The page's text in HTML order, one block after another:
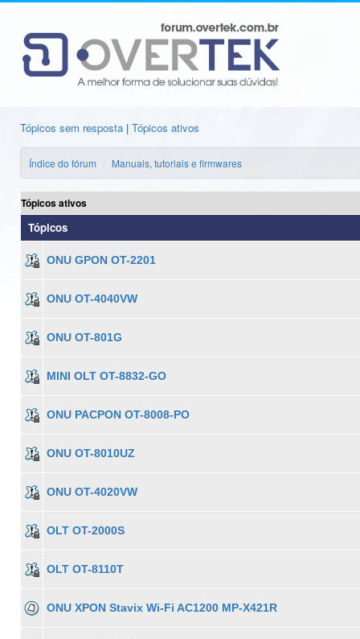
Tópicos sem resposta | Tópicos ativos
Índice do fórum Manuais, tutoriais e firmwares
Tópicos ativos
Tópicos
ONU GPON OT-2201
ONU OT-4040VW
ONU OT-801G
MINI OLT OT-8832-GO
ONU PACPON OT-8008-PO
ONU OT-8010UZ
ONU OT-4020VW
OLT OT-2000S
OLT OT-8110T
ONU XPON Stavix Wi-Fi AC1200 MP-X421R